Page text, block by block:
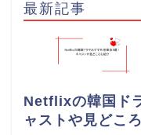
最新記事
Netflixの韓国ド
ャストや見どこ